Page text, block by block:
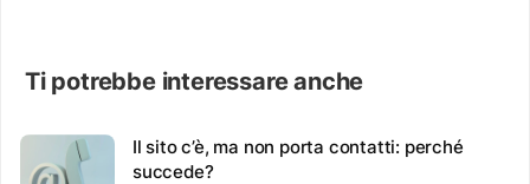
Ti potrebbe interessare anche
Il sito c’è, ma non porta contatti: perché
succede?